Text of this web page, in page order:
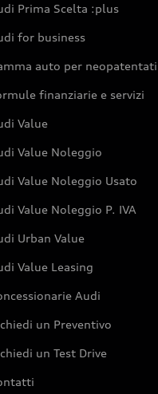
Prima Scelta :plus
for business
auto per neopatentati
finanziarie e servizi
Value
Value Noleggio
Value Noleggio Usato
Value Noleggio P. IVA
Urban Value
Value Leasing
Audi
un Preventivo
un Test Drive